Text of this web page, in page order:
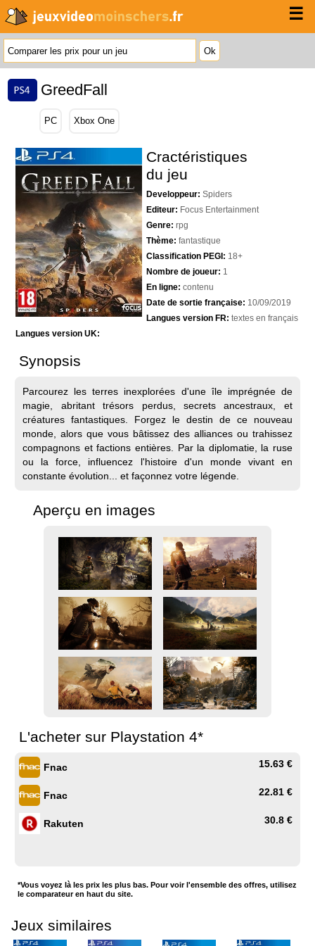
☰
GreedFall
PC Xbox One
Cractéristiques
du jeu
Developpeur: Spiders
Editeur: Focus Entertainment
Genre: rpg
Thème: fantastique
Classification PEGI: 18+
Nombre de joueur: 1
En ligne: contenu
Date de sortie française: 10/09/2019
Langues version FR: textes en français
Langues version UK:
Synopsis
Parcourez les terres inexplorées d'une île imprégnée de
magie, abritant trésors perdus, secrets ancestraux, et
créatures fantastiques. Forgez le destin de ce nouveau
monde, alors que vous bâtissez des alliances ou trahissez
compagnons et factions entières. Par la diplomatie, la ruse
ou la force, influencez l'histoire d'un monde vivant en
constante évolution... et façonnez votre légende.
Aperçu en images
L'acheter sur Playstation 4*
Fnac 15.63 €
Fnac 22.81 €
Rakuten 30.8 €
*Vous voyez là les prix les plus bas. Pour voir l'ensemble des offres, utilisez
le comparateur en haut du site.
Jeux similaires